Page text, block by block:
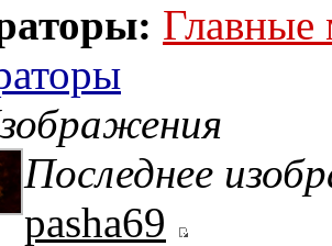
Главные
Последнее
pasha69